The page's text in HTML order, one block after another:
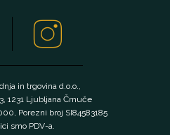
in trgovina d.o.o.,
1231 Ljubljana Črnuče
Porezni broj SI84583185
smo PDV-a.